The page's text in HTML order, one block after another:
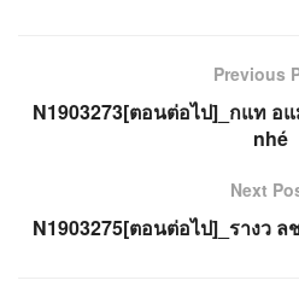
Previous
N1903273[ตอนต่อไป]_กแท อ
nhé
Next
N1903275[ตอนต่อไป]_รางว